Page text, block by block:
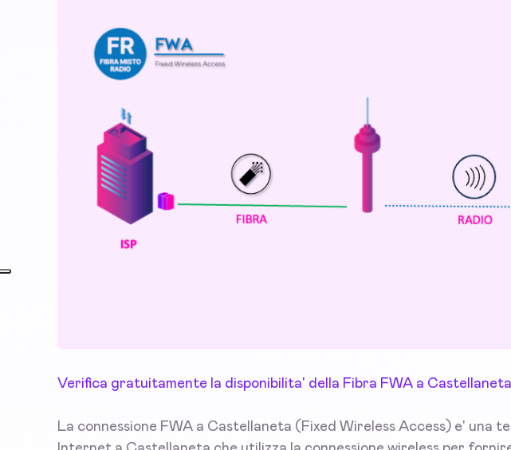
Verifica gratuitamente la disponibilita' della Fibra FWA a Castellaneta
La connessione FWA a Castellaneta (Fixed Wireless Access) e' una